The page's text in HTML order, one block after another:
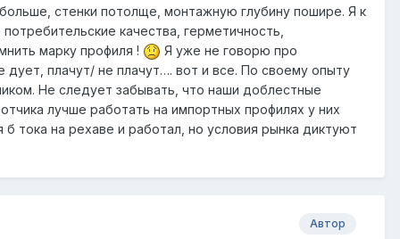
стенки потолще, монтажную глубину пошире. Я к
качества, герметичность,
марку профиля !
Я уже не говорю про
плачут/ не плачут…. вот и все. По своему опыту
Не следует забывать, что наши доблестные
лучше работать на импортных профилях у них
тока на рехаве и работал, но условия рынка диктуют
Автор